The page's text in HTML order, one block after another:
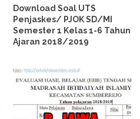
Download Soal UTS
Penjaskes/ PJOK SD/MI
Semester 1 Kelas 1-6 Tahun
Ajaran 2018/2019